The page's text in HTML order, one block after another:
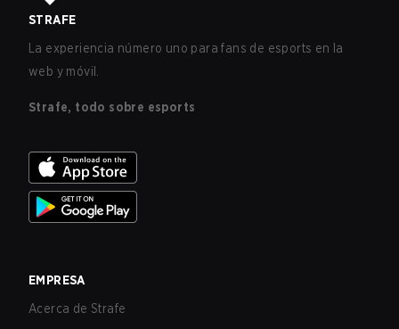
STRAFE
La experiencia número uno para fans de esports en la
web y móvil.
Strafe, todo sobre esports
EMPRESA
Acerca de Strafe